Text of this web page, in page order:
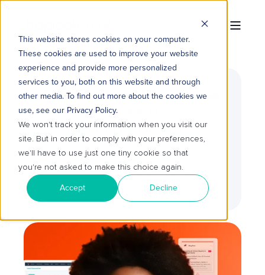
This website stores cookies on your computer.
These cookies are used to improve your website
experience and provide more personalized
services to you, both on this website and through
other media. To find out more about the cookies we
use, see our Privacy Policy.
We won't track your information when you visit our
site. But in order to comply with your preferences,
we'll have to use just one tiny cookie so that
you're not asked to make this choice again.
Accept Decline
Capacitação prática para uso
eficiente, consistente e
escalável da plataforma
Treinamos sua equipe com foco em
processos reais, boas práticas e domínio
operacional